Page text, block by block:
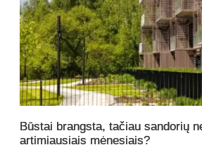
Būstai brangsta, tačiau sandorių
artimiausiais mėnesiais?